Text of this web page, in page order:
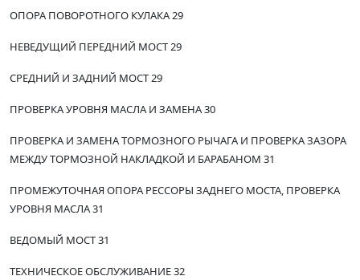
ОПОРА ПОВОРОТНОГО КУЛАКА 29
НЕВЕДУЩИЙ ПЕРЕДНИЙ МОСТ 29
СРЕДНИЙ И ЗАДНИЙ МОСТ 29
ПРОВЕРКА УРОВНЯ МАСЛА И ЗАМЕНА 30
ПРОВЕРКА И ЗАМЕНА ТОРМОЗНОГО РЫЧАГА И ПРОВЕРКА ЗАЗОРА
МЕЖДУ ТОРМОЗНОЙ НАКЛАДКОЙ И БАРАБАНОМ 31
ПРОМЕЖУТОЧНАЯ ОПОРА РЕССОРЫ ЗАДНЕГО МОСТА, ПРОВЕРКА
УРОВНЯ МАСЛА 31
ВЕДОМЫЙ МОСТ 31
ТЕХНИЧЕСКОЕ ОБСЛУЖИВАНИЕ 32